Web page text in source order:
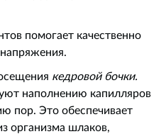
помогает качественно
кедровой бочки.
наполнению капилляров
пор. Это обеспечивает
организма шлаков,